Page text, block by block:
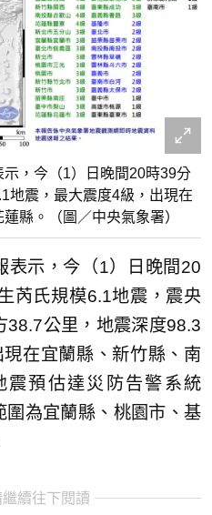
，今（1）日晚間20時39分
地震，最大震度4級，出現在
縣。（圖／中央氣象署）
表示，今（1）日晚間20
芮氏規模6.1地震，震央
38.7公里，地震深度98.3
在宜蘭縣、新竹縣、南
震預估達災防告警系統
圍為宜蘭縣、桃園市、基
續往下閱讀